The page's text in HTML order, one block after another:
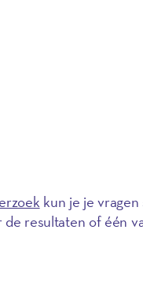
kun je je
resultaten of één